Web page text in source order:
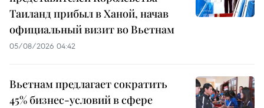
Таиланд прибыл в Ханой, начав
официальный визит во Вьетнам
05/08/2026 04:42
Вьетнам предлагает сократить
45% бизнес-условий в сфере